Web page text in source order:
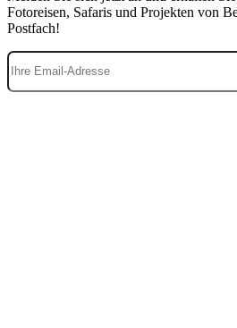
Fotoreisen, Safaris und Projekten von
Postfach!